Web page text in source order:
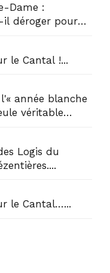
Dame :
déroger pour
le Cantal !...
année blanche
véritable
Logis du
le Cantal…...